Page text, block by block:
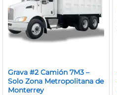
Grava #2 Camión 7M3 –
Solo Zona Metropolitana de
Monterrey